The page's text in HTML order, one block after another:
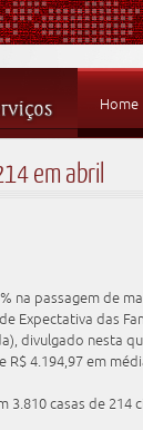
Home
em abril
na passagem de
Expectativa das
divulgado nesta
4.194,97 em
3.810 casas de